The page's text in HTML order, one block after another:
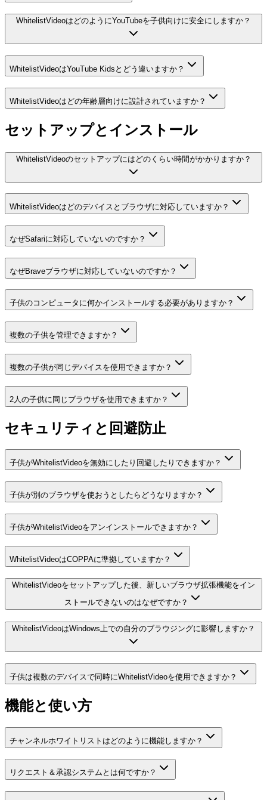
WhitelistVideoはどのようにYouTubeを子供向けに安全にしますか？
WhitelistVideoはYouTube Kidsとどう違いますか？
WhitelistVideoはどの年齢層向けに設計されていますか？
セットアップとインストール
WhitelistVideoのセットアップにはどのくらい時間がかかりますか？
WhitelistVideoはどのデバイスとブラウザに対応していますか？
なぜSafariに対応していないのですか？
なぜBraveブラウザに対応していないのですか？
子供のコンピュータに何かインストールする必要がありますか？
複数の子供を管理できますか？
複数の子供が同じデバイスを使用できますか？
2人の子供に同じブラウザを使用できますか？
セキュリティと回避防止
子供がWhitelistVideoを無効にしたり回避したりできますか？
子供が別のブラウザを使おうとしたらどうなりますか？
子供がWhitelistVideoをアンインストールできますか？
WhitelistVideoはCOPPAに準拠していますか？
WhitelistVideoをセットアップした後、新しいブラウザ拡張機能をイン
ストールできないのはなぜですか？
WhitelistVideoはWindows上での自分のブラウジングに影響しますか？
子供は複数のデバイスで同時にWhitelistVideoを使用できますか？
機能と使い方
チャンネルホワイトリストはどのように機能しますか？
リクエスト＆承認システムとは何ですか？